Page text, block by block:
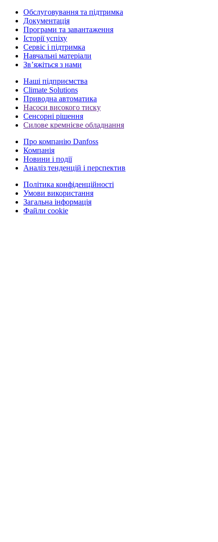
Обслуговування та підтримка
Документація
Програми та завантаження
Історії успіху
Сервіс і підтримка
Навчальні матеріали
Зв’яжіться з нами
Наші підприємства
Climate Solutions
Приводна автоматика
Насоси високого тиску
Сенсорні рішення
Силове кремнієве обладнання
Про компанію Danfoss
Компанія
Новини і події
Аналіз тенденцій і перспектив
Політика конфіденційності
Умови використання
Загальна інформація
Файли cookie